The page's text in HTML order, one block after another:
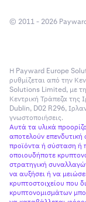
© 2011 - 2026
Η Payward Europe
ρυθμίζεται από την
Solutions Limited, με
Κεντρική Τράπεζα της
Dublin, D02 R296,
γνωστοποιήσεις.
Αυτά τα υλικά
αποτελούν
προϊόντα ή σύσταση ή
οποιουδήποτε
στρατηγική
να αυξήσει ή να
κρυπτοστοιχείου που
κρυπτονομισμάτων